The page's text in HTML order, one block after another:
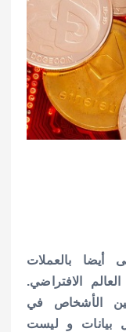
أيضا بالعملات
الافتراضي.
الأشخاص في
بيانات و ليست